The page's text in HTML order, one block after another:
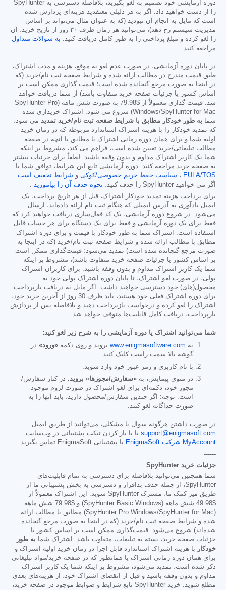
دوره آزمایشی خود تصمیم به لغو بگیرید، بلافاصله دسترسی به SpyHunter
را از دست خواهید داد. اگر به هر دلیلی معتقدید هزینه‌ای پردازش شده
است که مایل به انجام آن نبودید (که به عنوان مثال می‌تواند بر اساس
مدیریت سیستم رخ دهد)، می‌توانید هر زمان ظرف ۳۰ روز از تاریخ خرید، آن
را لغو کرده و مبلغ پرداختی را به طور کامل دریافت کنید. به سوالات متداول
مراجعه کنید.
در پایان دوره آزمایشی، در صورت عدم لغو به موقع، هزینه و مدت اشتراک،
طبق قیمت مندرج در مطالب ارائه شده و شرایط صفحه ثبت نام/خرید (که
در اینجا به صورت مرجع گنجانده شده است؛ قیمت گذاری ممکن است بر
اساس کشور یا جزئیات صفحه خرید متفاوت باشد) از شما دریافت خواهد
شد. قیمت گذاری معمولاً از $79.98
به صورت شش ماهه (SpyHunter Pro
Windows/SpyHunter for Mac) شروع می شود. اشتراک خریداری شده
شما به طور خودکار مطابق با شرایط صفحه ثبت نام/خرید تمدید می شود،
که تمدید خودکار را با هزینه اشتراک استاندارد مربوطه که در زمان خرید
اولیه شما و برای همان دوره زمانی اشتراک یا مطابق با آنچه در صفحه
مطالب تبلیغاتی/خرید تعیین شده است، فراهم می کند، مشروط بر اینکه
شما یک کاربر اشتراک مداوم و بدون وقفه باشید. لطفاً برای جزئیات بیشتر
به صفحه خرید مراجعه کنید. دوره آزمایشی تابع این شرایط، توافق شما با
EULA/TOS ، سیاست حفظ حریم خصوصی/کوکی و شرایط تخفیف است .
اگر می خواهید SpyHunter را حذف کنید،
نحوه حذف آن را بیاموزید .
برای پرداخت هزینه تمدید خودکار اشتراک، قبل از هر تاریخ پرداخت، یک
ایمیل یادآوری به آدرس ایمیلی که هنگام ثبت نام ارائه داده‌اید، ارسال
می‌شود. در شروع دوره آزمایشی، یک کد فعال‌سازی دریافت خواهید کرد که
فقط برای یک دوره آزمایشی و فقط برای یک دستگاه برای هر حساب قابل
استفاده است. اشتراک شما به طور خودکار با قیمت و برای دوره اشتراک
مطابق با مطالب ارائه شده و شرایط صفحه ثبت نام/خرید (که در اینجا به
صورت مرجع گنجانده شده است) تمدید می‌شود؛ قیمت‌گذاری ممکن است
بر اساس کشور یا جزئیات صفحه خرید متفاوت باشد)، مشروط بر اینکه
شما یک کاربر اشتراک مداوم و بدون وقفه باشید. برای کاربران اشتراک
پولی، در صورت لغو اشتراک، تا پایان دوره اشتراک پولی خود به
محصول(های) خود دسترسی خواهید داشت. اگر مایل به دریافت بازپرداخت
برای دوره اشتراک فعلی خود هستید، باید ظرف 30 روز از آخرین خرید خود،
اشتراک را لغو کرده و درخواست بازپرداخت دهید و بلافاصله پس از پردازش
بازپرداخت، دریافت کامل قابلیت‌ها متوقف خواهد شد.
شما می‌توانید اشتراک یا دوره آزمایشی را به شرح زیر لغو کنید:
به www.enigmasoftware.com بروید و روی دکمه «ورود» در
گوشه بالا سمت راست کلیک کنید.
با نام کاربری و رمز عبور خود وارد شوید.
در منوی پیمایش، به «سفارش/مجوزها» بروید. در کنار سفارش/
مجوز خود، دکمه‌ای برای لغو اشتراک در صورت لزوم موجود
است. توجه: اگر چندین سفارش/محصول دارید، باید آنها را به
صورت جداگانه لغو کنید.
در صورت داشتن هرگونه سوال یا مشکلی، می‌توانید از طریق ایمیل
support@enigmasoft.com یا با باز کردن تیکت پشتیبانی در وب‌سایت
MyAccount شرکت EnigmaSoft
با پشتیبانی EnigmaSoft تماس بگیرید.
------
جزئیات خرید SpyHunter
شما همچنین می‌توانید بلافاصله برای دسترسی به تمام قابلیت‌های
SpyHunter، از جمله حذف بدافزار و دسترسی به بخش پشتیبانی ما از
طریق میز کمک ما، مشترک SpyHunter شوید. این اشتراک معمولاً از
$49.98
شش ماهه (SpyHunter Basic Windows) و $79.98
شش ماهه
(SpyHunter Pro Windows/SpyHunter for Mac) مطابق با مطالب ارائه
شده و شرایط صفحه ثبت نام/خرید (که در اینجا به صورت مرجع گنجانده
شده‌اند) شروع می‌شود. قیمت‌گذاری ممکن است بر اساس کشور یا
جزئیات صفحه خرید، بسته به تبلیغات، متفاوت باشد. اشتراک شما به طور
خودکار
با هزینه اشتراک استاندارد قابل اجرا در زمان خرید اولیه اشتراک و
برای همان دوره زمانی اشتراک یا همانطور که در صفحه خرید/مواد تبلیغاتی
ذکر شده است، تمدید می‌شود، مشروط بر اینکه شما یک کاربر اشتراک
مداوم و بدون وقفه باشید و قبل از انقضای اشتراک خود، از هزینه‌های بعدی
مطلع شوید. خرید SpyHunter تابع شرایط و ضوابط موجود در صفحه خرید،